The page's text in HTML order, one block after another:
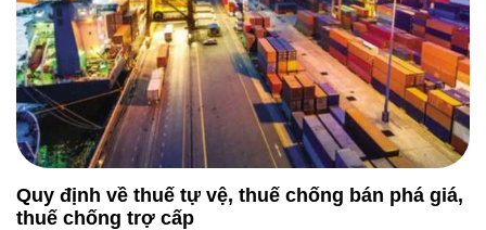
Quy định về thuế tự vệ, thuế chống bán phá giá,
thuế chống trợ cấp